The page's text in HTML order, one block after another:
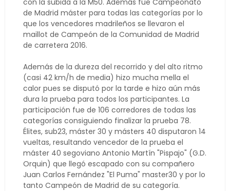
con la subida a la M50. Además fue Campeonato
de Madrid máster para todas las categorías por lo
que los vencedores madrileños se llevaron el
maillot de Campeón de la Comunidad de Madrid
de carretera 2016.
Además de la dureza del recorrido y del alto ritmo
(casi 42 km/h de media) hizo mucha mella el
calor pues se disputó por la tarde e hizo aún más
dura la prueba para todos los participantes. La
participación fue de 106 corredores de todas las
categorías consiguiendo finalizar la prueba 78.
Élites, sub23, máster 30 y másters 40 disputaron 14
vueltas, resultando vencedor de la prueba el
máster 40 segoviano Antonio Martín "Pispajo" (G.D.
Orquin) que llegó escapado con su compañero
Juan Carlos Fernández "El Puma" master30 y por lo
tanto Campeón de Madrid de su categoría.